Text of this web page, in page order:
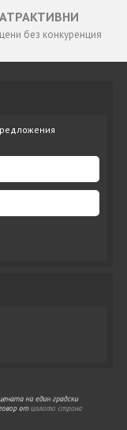
АТРАКТИВНИ
цени без конкуренция